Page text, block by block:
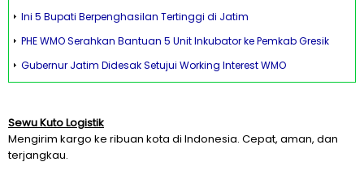
Ini 5 Bupati Berpenghasilan Tertinggi di Jatim
PHE WMO Serahkan Bantuan 5 Unit Inkubator ke Pemkab Gresik
Gubernur Jatim Didesak Setujui Working Interest WMO
Sewu Kuto Logistik
Mengirim kargo ke ribuan kota di Indonesia. Cepat, aman, dan
terjangkau.